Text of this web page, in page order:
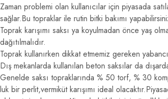
Zaman problemi olan kullanıcılar için piyasada
sağlar.Bu topraklar ile rutin bitki bakımı
Toprak karışımı saksı ya koyulmadan önce yaş
dağıtılmalıdır.
Toprak kullanırken dikkat etmemiz gereken
Dış mekanlarda kullanılan beton saksılar da
Genelde saksı topraklarında % 50 torf, % 30
luk bir perlit,vermiküt karışımı ideal